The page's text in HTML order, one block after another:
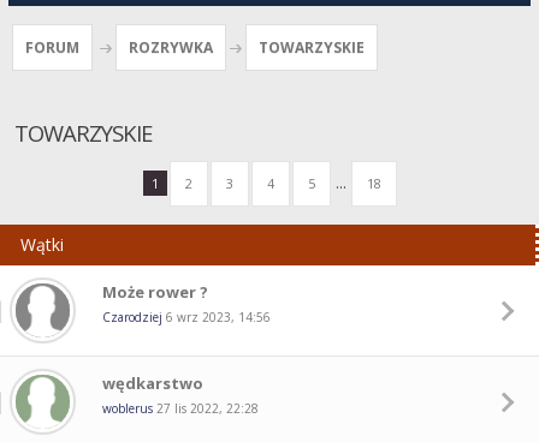
FORUM ROZRYWKA TOWARZYSKIE
TOWARZYSKIE
1 2 3 4 5 ... 18
Wątki
Może rower ?
Czarodziej 6 wrz 2023, 14:56
wędkarstwo
woblerus 27 lis 2022, 22:28